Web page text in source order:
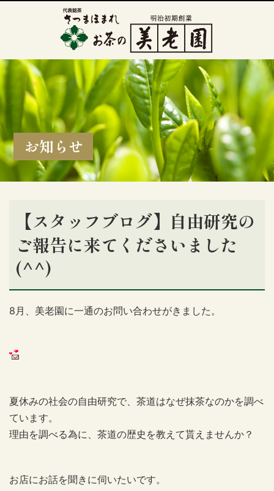
お知らせ
【スタッフブログ】自由研究の
ご報告に来てくださいました
(^^)
8月、美老園に一通のお問い合わせがきました。
夏休みの社会の自由研究で、茶道はなぜ抹茶なのかを調べ
ています。
理由を調べる為に、茶道の歴史を教えて貰えませんか？
お店にお話を聞きに伺いたいです。